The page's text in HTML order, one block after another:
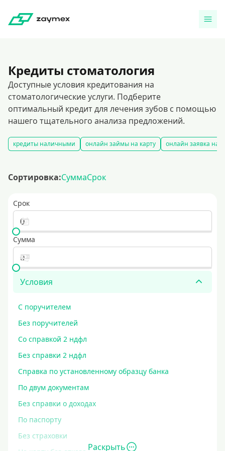
Кредиты стоматология
Доступные условия кредитования на
стоматологические услуги. Подберите
оптимальный кредит для лечения зубов с помощью
нашего тщательного анализа предложений.
кредиты наличными онлайн займы на карту онлайн заявка на
Сортировка:СуммаСрок
Срок
Сумма
Условия
С поручителем
Без поручителей
Со справкой 2 ндфл
Без справки 2 ндфл
Справка по установленному образцу банка
По двум документам
Без справки о доходах
По паспорту
Без страховки
Раскрыть